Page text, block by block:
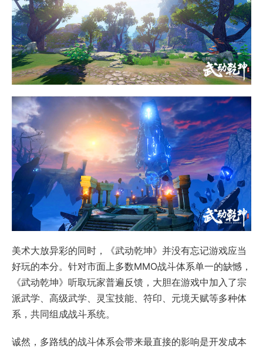
美术大放异彩的同时，《武动乾坤》并没有忘记游戏应当
好玩的本分。针对市面上多数MMO战斗体系单一的缺憾，
《武动乾坤》听取玩家普遍反馈，大胆在游戏中加入了宗
派武学、高级武学、灵宝技能、符印、元境天赋等多种体
系，共同组成战斗系统。
诚然，多路线的战斗体系会带来最直接的影响是开发成本